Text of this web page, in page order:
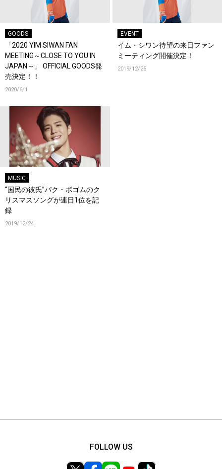
GOODS
「2020 YIM SIWAN FAN
MEETING～CLOSE TO YOU IN
JAPAN～」 OFFICIAL GOODS発
売決定！！
2020/6/1
EVENT
イム・シワン待望の来日ファン
ミーティング開催決定！
2019/12/25
MUSIC
“国民の彼氏”パク・ボゴムのク
リスマスソングが連日1位を記
録
2019/12/24
FOLLOW US